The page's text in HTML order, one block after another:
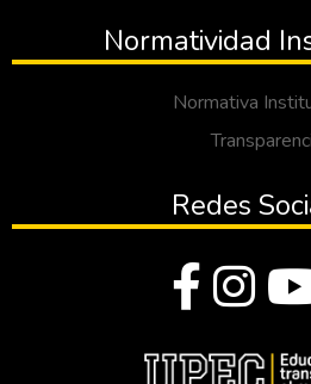
Normatividad
Normativa
Redes